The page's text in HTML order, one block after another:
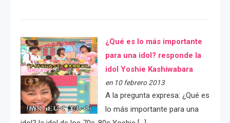
¿Qué es lo más importante
para una idol? responde la
idol Yoshie Kashiwabara
en 10 febrero 2013
A la pregunta expresa: ¿Qué es
lo más importante para una